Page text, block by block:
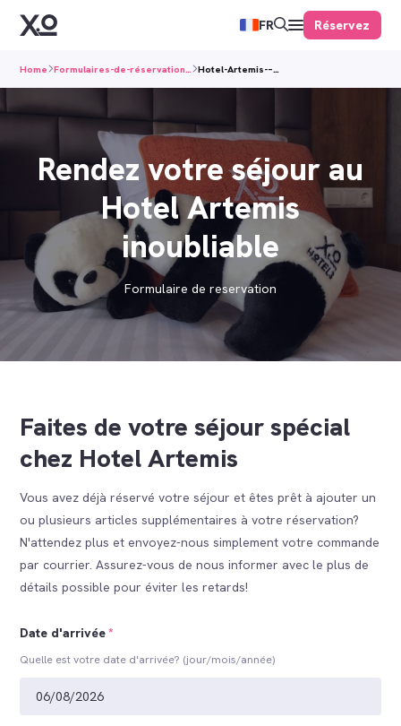
FR Réservez
Home Formulaires-de-réservation… Hotel-Artemis-–…
Rendez votre séjour au
Hotel Artemis
inoubliable
Formulaire de reservation
Faites de votre séjour spécial
chez Hotel Artemis
Vous avez déjà réservé votre séjour et êtes prêt à ajouter un
ou plusieurs articles supplémentaires à votre réservation?
N'attendez plus et envoyez-nous simplement votre commande
par courrier. Assurez-vous de nous informer avec le plus de
détails possible pour éviter les retards!
Date d'arrivée*
Quelle est votre date d'arrivée? (jour/mois/année)